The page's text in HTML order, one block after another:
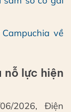
về
nỗ lực hiện
2026, Điện